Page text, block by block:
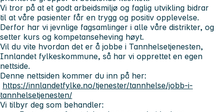
Vi tror på at et godt arbeidsmiljø og faglig utvikling bidrar
til at våre pasienter får en trygg og positiv opplevelse.
Derfor har vi jevnlige fagsamlinger i alle våre distrikter, og
setter kurs og kompetanseheving høyt.
Vil du vite hvordan det er å jobbe i Tannhelsetjenesten,
Innlandet fylkeskommune, så har vi opprettet en egen
nettside.
Denne nettsiden kommer du inn på her:
https://innlandetfylke.no/tjenester/tannhelse/jobb-i-
tannhelsetjenesten/
Vi tilbyr deg som behandler: